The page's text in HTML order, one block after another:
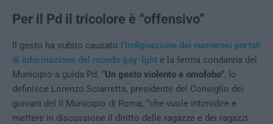
Per il Pd il tricolore è “offensivo”
Il gesto ha subito causato l’indignazione dei numerosi portali
di informazione del mondo gay-lgbt e la ferma condanna del
Municipio a guida Pd. “Un gesto violento e omofobo”, lo
definisce Lorenzo Sciarretta, presidente del Consiglio dei
giovani del II Municipio di Roma, “che vuole intimidire e
mettere in discussione il diritto delle ragazze e dei ragazzi